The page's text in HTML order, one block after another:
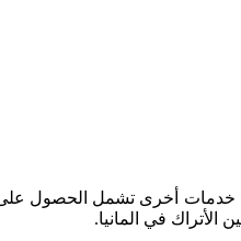
خدمات أخرى تشمل الحصول
الأتراك في المانيا.